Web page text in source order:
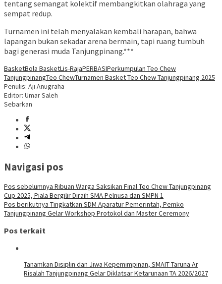
tentang semangat kolektif membangkitkan olahraga yang
sempat redup.
Turnamen ini telah menyalakan kembali harapan, bahwa
lapangan bukan sekadar arena bermain, tapi ruang tumbuh
bagi generasi muda Tanjungpinang.***
BasketBola BasketLis-RajaPERBASIPerkumpulan Teo Chew
TanjungpinangTeo ChewTurnamen Basket Teo Chew Tanjungpinang 2025
Penulis: Aji Anugraha
Editor: Umar Saleh
Sebarkan
Navigasi pos
Pos sebelumnya Ribuan Warga Saksikan Final Teo Chew Tanjungpinang
Cup 2025, Piala Bergilir Diraih SMA Pelnusa dan SMPN 1
Pos berikutnya Tingkatkan SDM Aparatur Pemerintah, Pemko
Tanjungpinang Gelar Workshop Protokol dan Master Ceremony
Pos terkait
Tanamkan Disiplin dan Jiwa Kepemimpinan, SMAIT Taruna Ar
Risalah Tanjungpinang Gelar Diklatsar Ketarunaan TA 2026/2027